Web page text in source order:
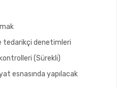
tedarikçi denetimleri
(Sürekli)
esnasında yapılacak